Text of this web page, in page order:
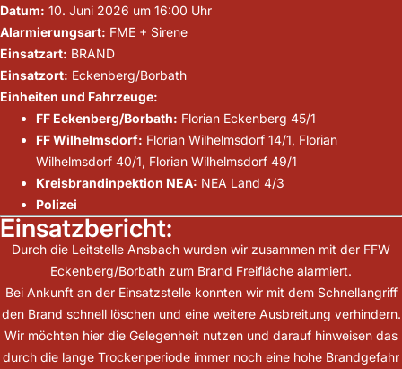
Datum: 10. Juni 2026 um 16:00 Uhr
Alarmierungsart: FME + Sirene
Einsatzart: BRAND
Einsatzort: Eckenberg/Borbath
Einheiten und Fahrzeuge:
FF Eckenberg/Borbath: Florian Eckenberg 45/1
FF Wilhelmsdorf: Florian Wilhelmsdorf 14/1, Florian
Wilhelmsdorf 40/1, Florian Wilhelmsdorf 49/1
Kreisbrandinpektion NEA: NEA Land 4/3
Polizei
Einsatzbericht:
Durch die Leitstelle Ansbach wurden wir zusammen mit der FFW
Eckenberg/Borbath zum Brand Freifläche alarmiert.
Bei Ankunft an der Einsatzstelle konnten wir mit dem Schnellangriff
den Brand schnell löschen und eine weitere Ausbreitung verhindern.
Wir möchten hier die Gelegenheit nutzen und darauf hinweisen das
durch die lange Trockenperiode immer noch eine hohe Brandgefahr